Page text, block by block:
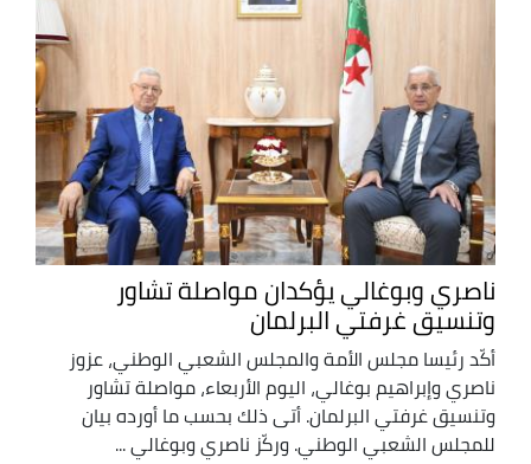
ناصري وبوغالي يؤكدان مواصلة تشاور
وتنسيق غرفتي البرلمان
أكّد رئيسا مجلس الأمة والمجلس الشعبي الوطني، عزوز
ناصري وإبراهيم بوغالي، اليوم الأربعاء، مواصلة تشاور
وتنسيق غرفتي البرلمان. أتى ذلك بحسب ما أورده بيان
للمجلس الشعبي الوطني. وركّز ناصري وبوغالي ...